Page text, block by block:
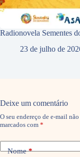
Radionovela Sementes
23 de julho de
Deixe um comentário
O seu endereço de e-mail
marcados com *
Nome*